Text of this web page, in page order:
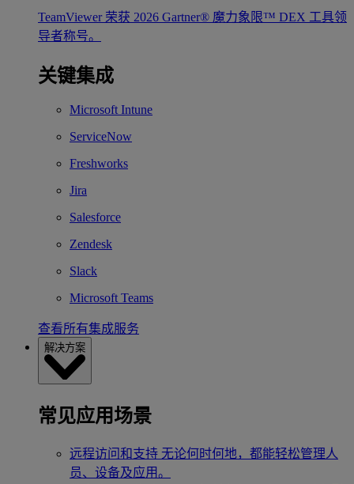
TeamViewer 荣获 2026 Gartner® 魔力象限™ DEX 工具领
导者称号。
关键集成
Microsoft Intune
ServiceNow
Freshworks
Jira
Salesforce
Zendesk
Slack
Microsoft Teams
查看所有集成服务
解决方案
常见应用场景
远程访问和支持 无论何时何地，都能轻松管理人
员、设备及应用。